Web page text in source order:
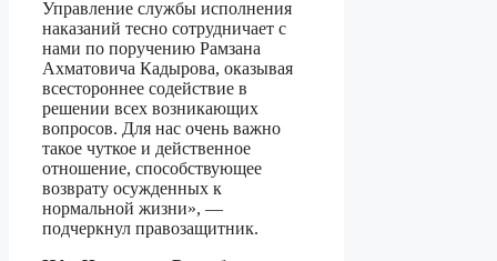
Управление службы исполнения
наказаний тесно сотрудничает с
нами по поручению Рамзана
Ахматовича Кадырова, оказывая
всестороннее содействие в
решении всех возникающих
вопросов. Для нас очень важно
такое чуткое и действенное
отношение, способствующее
возврату осужденных к
нормальной жизни», —
подчеркнул правозащитник.